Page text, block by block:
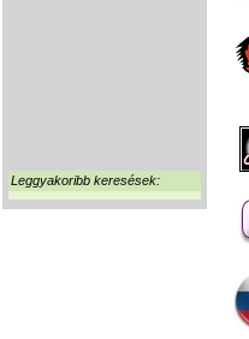
Leggyakoribb keresések: